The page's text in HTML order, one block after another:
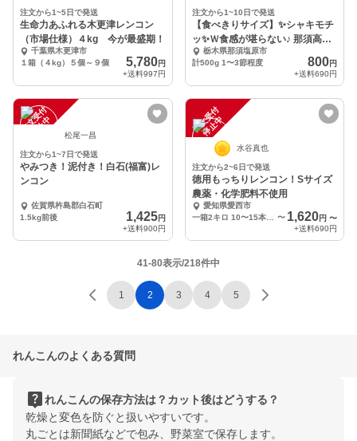
注文から1~5日で発送
生命力あふれる木更津レンコン
（市場仕様）４kg 今が最盛期！
千葉県木更津市
１箱（４kg）５個～９個
5,780円
+送料997円
注文から1~10日で発送
【食べきりサイズ】✨シャキモチ
ッ✨Ｗ食感が堪らない♪ 那須高原
れんこん
栃木県那須塩原市
計500g 1〜3節程度
800円
+送料690円
注
文
受
付
停
止
中 松尾一昌
注文から1~7日で発送
やみつき！泥付き！白石(福富)レ
ンコン
佐賀県杵島郡白石町
1.5kg前後
1,425円
+送料900円
注
文
受
付
停
止
中
水谷真也
注文から2~6日で発送
徳用もっちりレンコン！Sサイズ
農薬・化学肥料不使用
愛知県愛西市
一箱2キロ 10〜15本入り 1本約80〜200g
〜 1,620円 〜
+送料690円
41-80表示/218件中
1 2 3 4 5
れんこんのよくある質問
live_helpれんこんの保存方法は？カット後はどうする？
乾燥と変色を防ぐと扱いやすいです。
丸ごとは新聞紙などで包み、野菜室で保存します。